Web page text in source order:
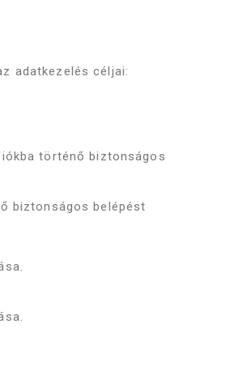
adatkezelés céljai:
történő biztonságos
biztonságos belépést